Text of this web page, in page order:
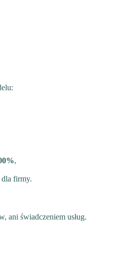
,
firmy.
ani świadczeniem usług.